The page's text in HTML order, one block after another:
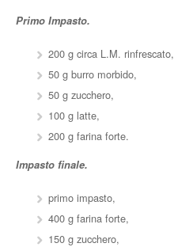
Primo Impasto.
200 g circa L.M. rinfrescato,
50 g burro morbido,
50 g zucchero,
100 g latte,
200 g farina forte.
Impasto finale.
primo impasto,
400 g farina forte,
150 g zucchero,